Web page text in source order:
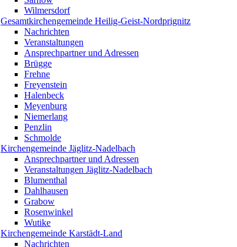
Wilmersdorf
Gesamtkirchengemeinde Heilig-Geist-Nordprignitz
Nachrichten
Veranstaltungen
Ansprechpartner und Adressen
Brügge
Frehne
Freyenstein
Halenbeck
Meyenburg
Niemerlang
Penzlin
Schmolde
Kirchengemeinde Jäglitz-Nadelbach
Ansprechpartner und Adressen
Veranstaltungen Jäglitz-Nadelbach
Blumenthal
Dahlhausen
Grabow
Rosenwinkel
Wutike
Kirchengemeinde Karstädt-Land
Nachrichten